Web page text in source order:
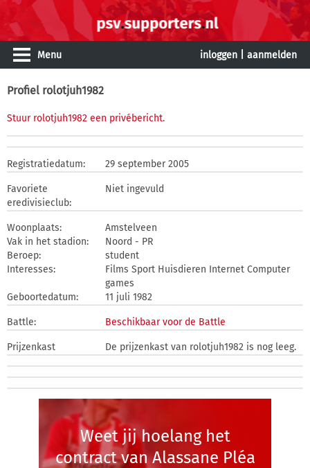
Menu inloggen aanmelden
Profiel rolotjuh1982
Stuur rolotjuh1982 een privébericht.
Registratiedatum: 29 september 2005
Favoriete
eredivisieclub:
Niet ingevuld
Woonplaats:
Amstelveen
Vak in het stadion:
Noord - PR
Beroep:
student
Interesses:
Films Sport Huisdieren Internet Computer
games
Geboortedatum:
11 juli 1982
Battle: Beschikbaar voor de Battle
Prijzenkast De prijzenkast van rolotjuh1982 is nog leeg.
Weet jij hoelang het
contract van Alassane Pléa